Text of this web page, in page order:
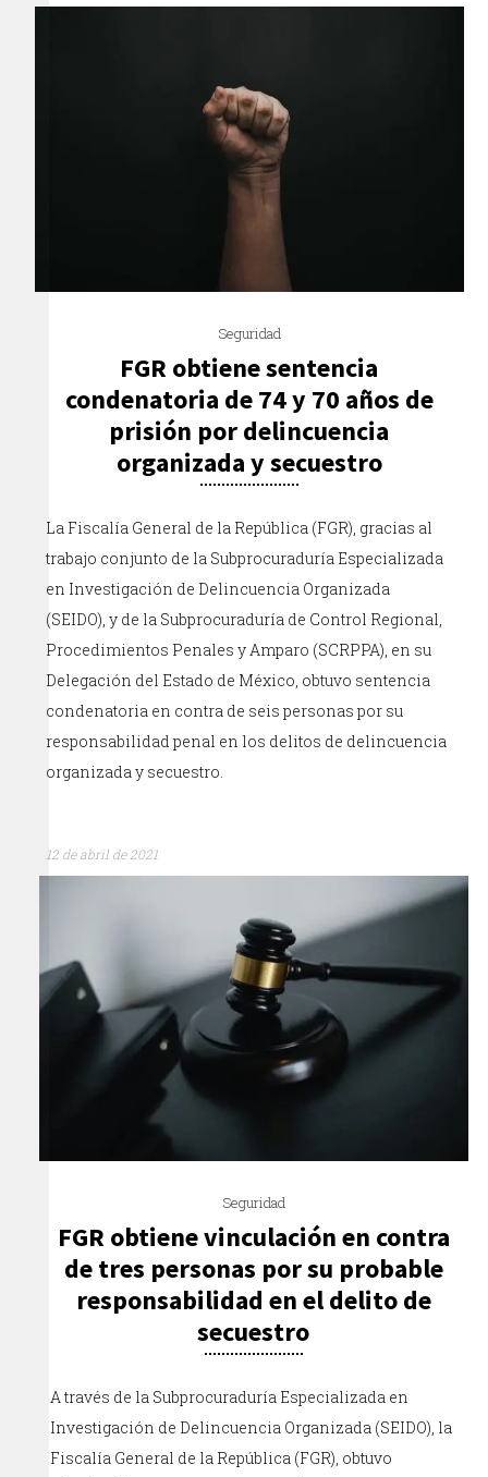
Seguridad
FGR obtiene sentencia
condenatoria de 74 y 70 años de
prisión por delincuencia
organizada y secuestro
La Fiscalía General de la República (FGR), gracias al
trabajo conjunto de la Subprocuraduría Especializada
en Investigación de Delincuencia Organizada
(SEIDO), y de la Subprocuraduría de Control Regional,
Procedimientos Penales y Amparo (SCRPPA), en su
Delegación del Estado de México, obtuvo sentencia
condenatoria en contra de seis personas por su
responsabilidad penal en los delitos de delincuencia
organizada y secuestro.
12 de abril de 2021
Seguridad
FGR obtiene vinculación en contra
de tres personas por su probable
responsabilidad en el delito de
secuestro
A través de la Subprocuraduría Especializada en
Investigación de Delincuencia Organizada (SEIDO), la
Fiscalía General de la República (FGR), obtuvo